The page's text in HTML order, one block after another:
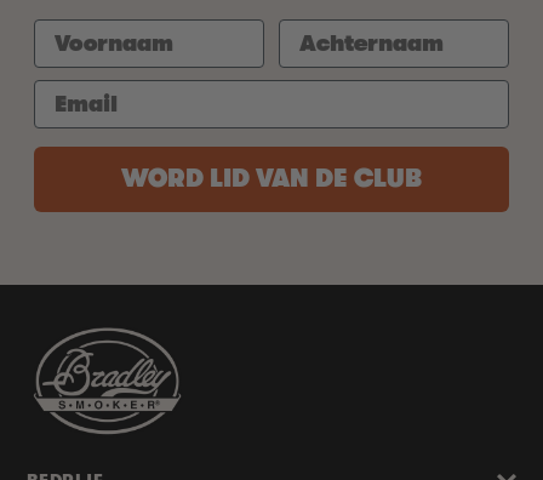
WORD LID VAN DE CLUB